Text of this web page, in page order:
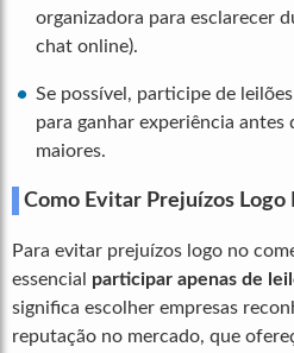
organizadora para esclarecer
chat online).
Se possível, participe de
para ganhar experiência antes
maiores.
Como Evitar Prejuízos Logo
Para evitar prejuízos logo no
essencial participar apenas de
significa escolher empresas
reputação no mercado, que